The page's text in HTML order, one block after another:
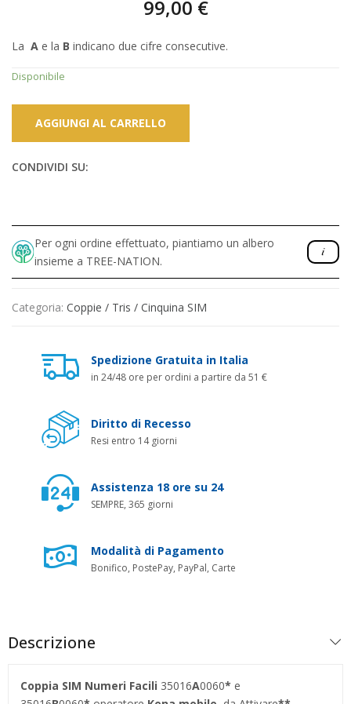
99,00 €
La A e la B indicano due cifre consecutive.
Disponibile
AGGIUNGI AL CARRELLO
CONDIVIDI SU:
Per ogni ordine effettuato, piantiamo un albero
insieme a TREE-NATION.
Categoria: Coppie / Tris / Cinquina SIM
Spedizione Gratuita in Italia
in 24/48 ore per ordini a partire da 51 €
Diritto di Recesso
Resi entro 14 giorni
Assistenza 18 ore su 24
SEMPRE, 365 giorni
Modalità di Pagamento
Bonifico, PostePay, PayPal, Carte
Descrizione
Coppia SIM Numeri Facili 35016A0060* e